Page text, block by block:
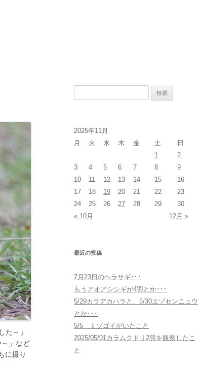
た～」
」など
に撮り
2025年11月
月
火 水 木 金 土 日
« 10月 12月 »
1
2
3
4 5 6 7 8
9
10
11 12 13 14 15
16
17
18 19 20 21 22
23
24
25 26 27 28 29 30
最近の投稿
7月23日のヘラサギ･･･
もうアオアシシギが4羽とか･･･
5/29カラアカハラと、5/30エゾセンニュウ
とか･･･
5/5 ミゾゴイがいたこと
2025/05/01カラムクドリ2羽を観察したこ
と